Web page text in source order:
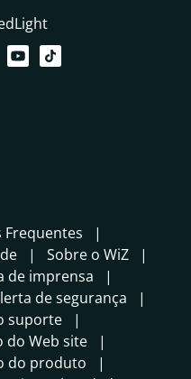
Frequentes
Sobre o WiZ
de imprensa
de segurança
suporte
do Web site
do produto